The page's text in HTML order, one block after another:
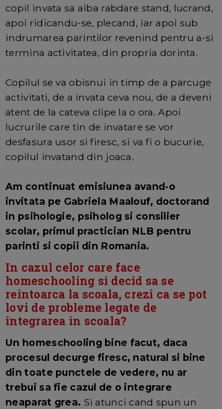
copil invata sa aiba rabdare stand, lucrand,
apoi ridicandu-se, plecand, iar apoi sub
indrumarea parintilor revenind pentru a-si
termina activitatea, din propria dorinta.
Copilul se va obisnui in timp de a parcuge
activitati, de a invata ceva nou, de a deveni
atent de la cateva clipe la o ora. Apoi
lucrurile care tin de invatare se vor
desfasura usor si firesc, si va fi o bucurie,
copilul invatand din joaca.
Am continuat emisiunea avand-o
invitata pe Gabriela Maalouf, doctorand
in psihologie, psiholog si consilier
scolar, primul practician NLB pentru
parinti si copii din Romania.
In cazul celor care face
homeschooling si decid sa se
reintoarca la scoala, crezi ca se pot
lovi de probleme legate de
integrarea in scoala?
Un homeschooling bine facut, daca
procesul decurge firesc, natural si bine
din toate punctele de vedere, nu ar
trebui sa fie cazul de o integrare
neaparat grea. Si atunci cand spun un